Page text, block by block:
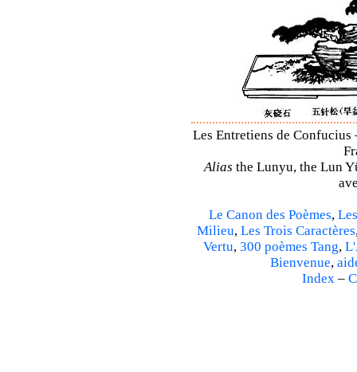
Les Entretiens de
Alias the Lunyu, the Lun
Le Canon des Poèmes,
Milieu, Les Trois Caractères
Vertu, 300 poèmes Tang,
Bienvenue,
Index –